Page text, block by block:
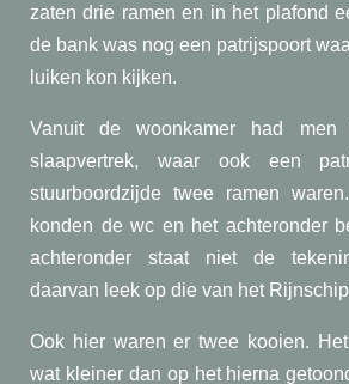
zaten drie ramen en in het plafond
de bank was nog een patrijspoort
luiken kon kijken.
Vanuit de woonkamer had men
slaapvertrek, waar ook een
stuurboordzijde twee ramen
konden de wc en het achteronder
achteronder staat niet de
daarvan leek op die van het
Ook hier waren er twee kooien.
wat kleiner dan op het hierna